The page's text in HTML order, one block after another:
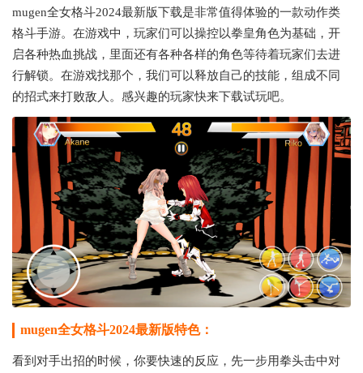
mugen全女格斗2024最新版下载是非常值得体验的一款动作类
格斗手游。在游戏中，玩家们可以操控以拳皇角色为基础，开
启各种热血挑战，里面还有各种各样的角色等待着玩家们去进
行解锁。在游戏找那个，我们可以释放自己的技能，组成不同
的招式来打败敌人。感兴趣的玩家快来下载试玩吧。
mugen全女格斗2024最新版特色：
看到对手出招的时候，你要快速的反应，先一步用拳头击中对